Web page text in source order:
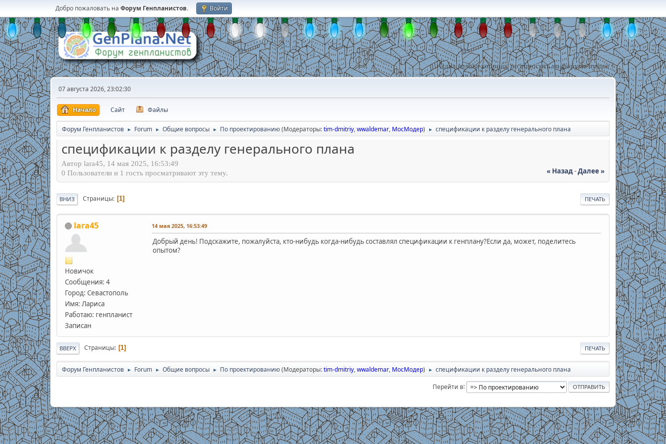
Добро пожаловать на Форум Генпланистов. Войти
Одна голова хорошо, но спросить на форуме лучше !
07 августа 2026, 23:02:30
Начало Сайт Файлы
Форум Генпланистов ► Forum ► Общие вопросы ► По проектированию(Модераторы:tim-dmitriy,wwaldemar, МосМодер) ► спецификации к разделу генерального плана
спецификации к разделу генерального плана
Автор lara45, 14 мая 2025, 16:53:49
« Назад-Далее »
0 Пользователи и 1 гость просматривают эту тему.
ПЕЧАТЬ
ВНИЗ Страницы 1
lara45
Новичок
Сообщения: 4
Город: Севастополь
Имя: Лариса
Работаю: генпланист
Записан
14 мая 2025, 16:53:49
Добрый день! Подскажите, пожалуйста, кто-нибудь когда-нибудь составлял спецификации к генплану?Если да, может, поделитесь
опытом?
ПЕЧАТЬ
ВВЕРХ Страницы 1
Форум Генпланистов ► Forum ► Общие вопросы ► По проектированию(Модераторы:tim-dmitriy,wwaldemar, МосМодер) ► спецификации к разделу генерального плана
Перейти в